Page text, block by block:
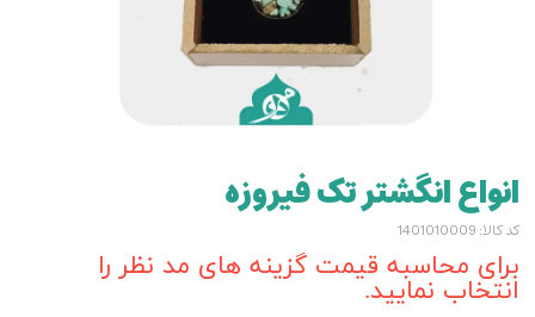
انواع انگشتر تک فیروزه
کد کالا: 1401010009
برای محاسبه قیمت گزینه های مد نظر را
انتخاب نمایید.